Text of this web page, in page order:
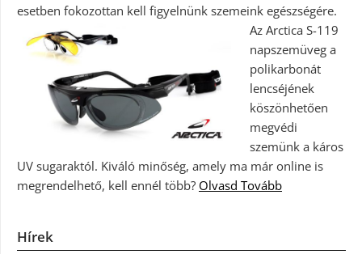
esetben fokozottan kell figyelnünk szemeink egészségére.
Az Arctica S-119
napszemüveg a
polikarbonát
lencséjének
köszönhetően
megvédi
szemünk a káros
UV sugaraktól. Kiváló minőség, amely ma már online is
megrendelhető, kell ennél több? Olvasd Tovább
Hírek